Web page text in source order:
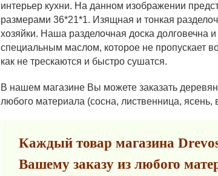
интерьер кухни. На данном изображении
размерами 36*21*1. Изящная и тонкая
хозяйки. Наша разделочная доска долговечна
специальным маслом, которое не пропускает
как не трескаются и быстро сушатся.
В нашем магазине Вы можете заказать
любого материала (сосна, лиственница, ясень,
Каждый товар магазина
Вашему заказу из любого